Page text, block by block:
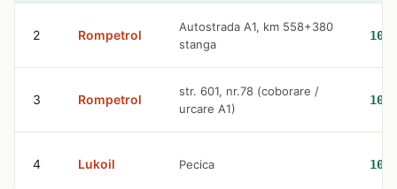
2 Rompetrol
Autostrada A1, km 558+380
stanga
3 Rompetrol
str. 601, nr.78 (coborare /
urcare A1)
4 Lukoil Pecica